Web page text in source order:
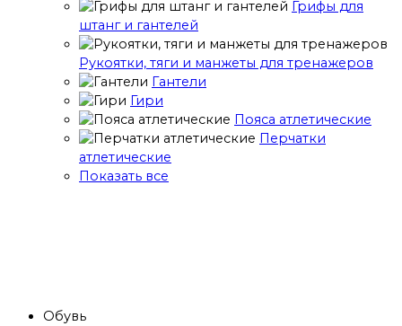
Грифы для
штанг и гантелей
Рукоятки, тяги и манжеты для тренажеров
Гантели
Гири
Пояса атлетические
Перчатки
атлетические
Показать все
Обувь